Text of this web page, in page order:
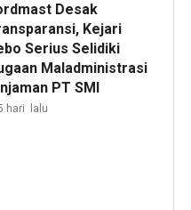
Desak
Kejari
Serius Selidiki
Maladministrasi
PT SMI
hari lalu